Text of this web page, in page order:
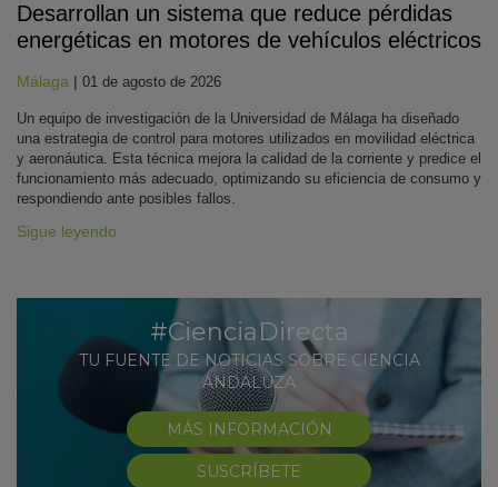
Desarrollan un sistema que reduce pérdidas
energéticas en motores de vehículos eléctricos
Málaga | 01 de agosto de 2026
Un equipo de investigación de la Universidad de Málaga ha diseñado
una estrategia de control para motores utilizados en movilidad eléctrica
y aeronáutica. Esta técnica mejora la calidad de la corriente y predice el
funcionamiento más adecuado, optimizando su eficiencia de consumo y
respondiendo ante posibles fallos.
Sigue leyendo
#CienciaDirecta
TU FUENTE DE NOTICIAS SOBRE CIENCIA
ANDALUZA
MÁS INFORMACIÓN
SUSCRÍBETE